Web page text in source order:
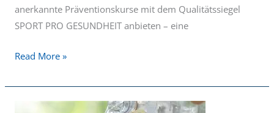
anerkannte Präventionskurse mit dem Qualitätssiegel
SPORT PRO GESUNDHEIT anbieten – eine
Read More »